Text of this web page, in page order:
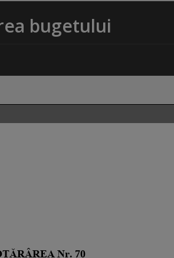
bugetului